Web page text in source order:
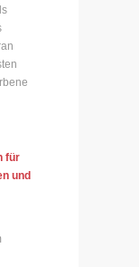
für
und